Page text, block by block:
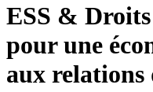
ESS &
pour une
aux relations